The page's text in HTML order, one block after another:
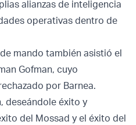
alianzas de inteligencia
operativas dentro de
mando también asistió el
Gofman, cuyo
por Barnea.
deseándole éxito y
del Mossad y el éxito del